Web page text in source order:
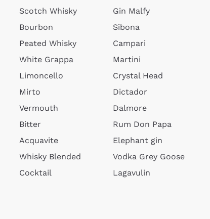
Scotch Whisky
Bourbon
Peated Whisky
White Grappa
Limoncello
Mirto
Vermouth
Bitter
Acquavite
Whisky Blended
Cocktail
Gin Malfy
Sibona
Campari
Martini
Crystal Head
Dictador
Dalmore
Rum Don Papa
Elephant gin
Vodka Grey Goose
Lagavulin